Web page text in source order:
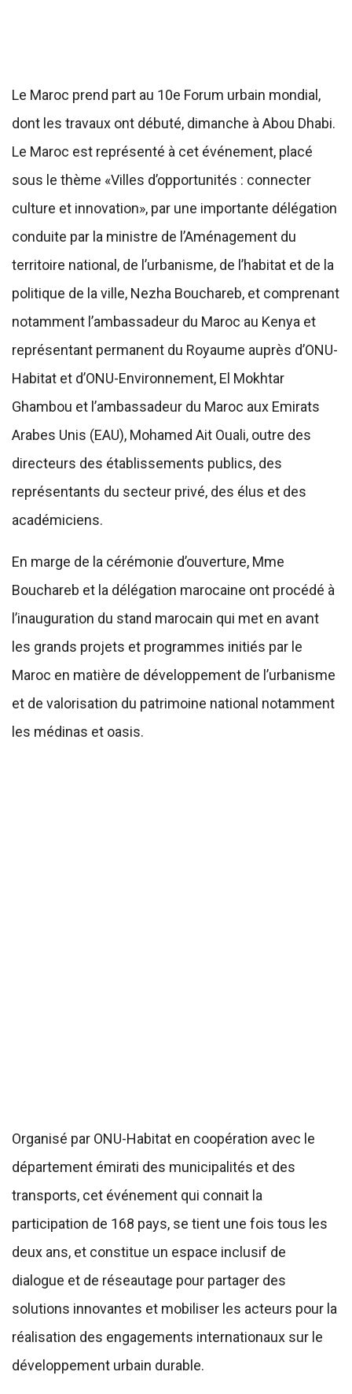
Le Maroc prend part au 10e Forum urbain mondial,
dont les travaux ont débuté, dimanche à Abou Dhabi.
Le Maroc est représenté à cet événement, placé
sous le thème «Villes d’opportunités : connecter
culture et innovation», par une importante délégation
conduite par la ministre de l’Aménagement du
territoire national, de l’urbanisme, de l’habitat et de la
politique de la ville, Nezha Bouchareb, et comprenant
notamment l’ambassadeur du Maroc au Kenya et
représentant permanent du Royaume auprès d’ONU-
Habitat et d’ONU-Environnement, El Mokhtar
Ghambou et l’ambassadeur du Maroc aux Emirats
Arabes Unis (EAU), Mohamed Ait Ouali, outre des
directeurs des établissements publics, des
représentants du secteur privé, des élus et des
académiciens.
En marge de la cérémonie d’ouverture, Mme
Bouchareb et la délégation marocaine ont procédé à
l’inauguration du stand marocain qui met en avant
les grands projets et programmes initiés par le
Maroc en matière de développement de l’urbanisme
et de valorisation du patrimoine national notamment
les médinas et oasis.
Organisé par ONU-Habitat en coopération avec le
département émirati des municipalités et des
transports, cet événement qui connait la
participation de 168 pays, se tient une fois tous les
deux ans, et constitue un espace inclusif de
dialogue et de réseautage pour partager des
solutions innovantes et mobiliser les acteurs pour la
réalisation des engagements internationaux sur le
développement urbain durable.